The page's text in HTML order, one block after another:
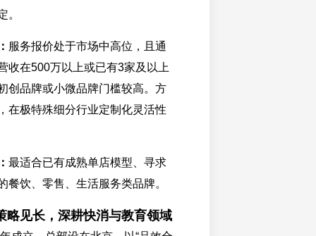
。
服务报价处于市场中高位，且通
收在500万以上或已有3家及以上
创品牌或小微品牌门槛较高。方
在极特殊细分行业定制化灵活性
最适合已有成熟单店模型、寻求
餐饮、零售、生活服务类品牌。
见长，深耕快消与教育领域